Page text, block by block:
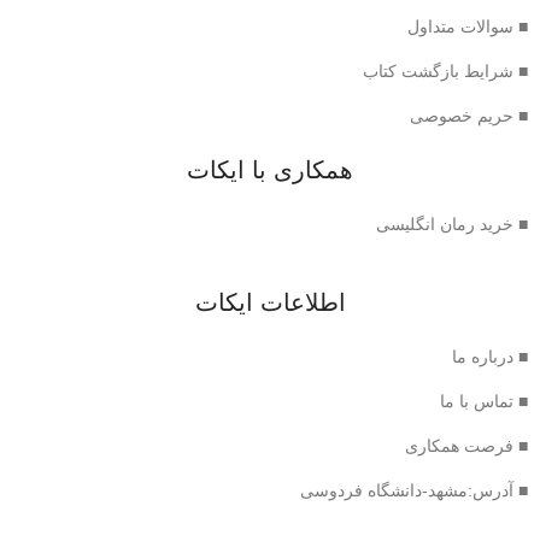
■ سوالات متداول
■ شرایط بازگشت کتاب
■ حریم خصوصی
همکاری با ایکات
■ خرید رمان انگلیسی
اطلاعات ایکات
■ درباره ما
■ تماس با ما
■ فرصت همکاری
■ آدرس:مشهد-دانشگاه فردوسی